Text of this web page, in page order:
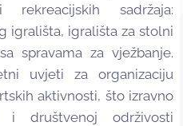
sadržaja:
igrališta, igrališta za stolni
spravama za vježbanje.
uvjeti za organizaciju
aktivnosti, što izravno
i društvenoj održivosti